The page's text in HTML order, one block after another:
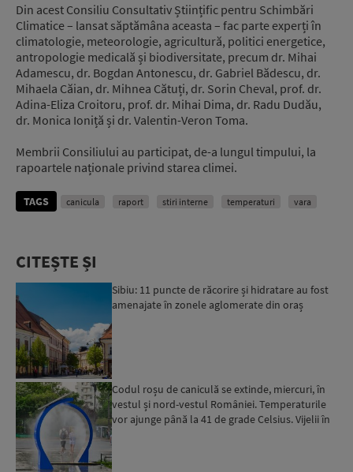
Din acest Consiliu Consultativ Științific pentru Schimbări
Climatice – lansat săptămâna aceasta – fac parte experți în
climatologie, meteorologie, agricultură, politici energetice,
antropologie medicală și biodiversitate, precum dr. Mihai
Adamescu, dr. Bogdan Antonescu, dr. Gabriel Bădescu, dr.
Mihaela Căian, dr. Mihnea Cătuți, dr. Sorin Cheval, prof. dr.
Adina-Eliza Croitoru, prof. dr. Mihai Dima, dr. Radu Dudău,
dr. Monica Ioniță și dr. Valentin-Veron Toma.
Membrii Consiliului au participat, de-a lungul timpului, la
rapoartele naționale privind starea climei.
TAGS canicula raport stiri interne temperaturi vara
CITEȘTE ȘI
Sibiu: 11 puncte de răcorire și hidratare au fost
amenajate în zonele aglomerate din oraș
Codul roșu de caniculă se extinde, miercuri, în
vestul și nord-vestul României. Temperaturile
vor ajunge până la 41 de grade Celsius. Vijelii în